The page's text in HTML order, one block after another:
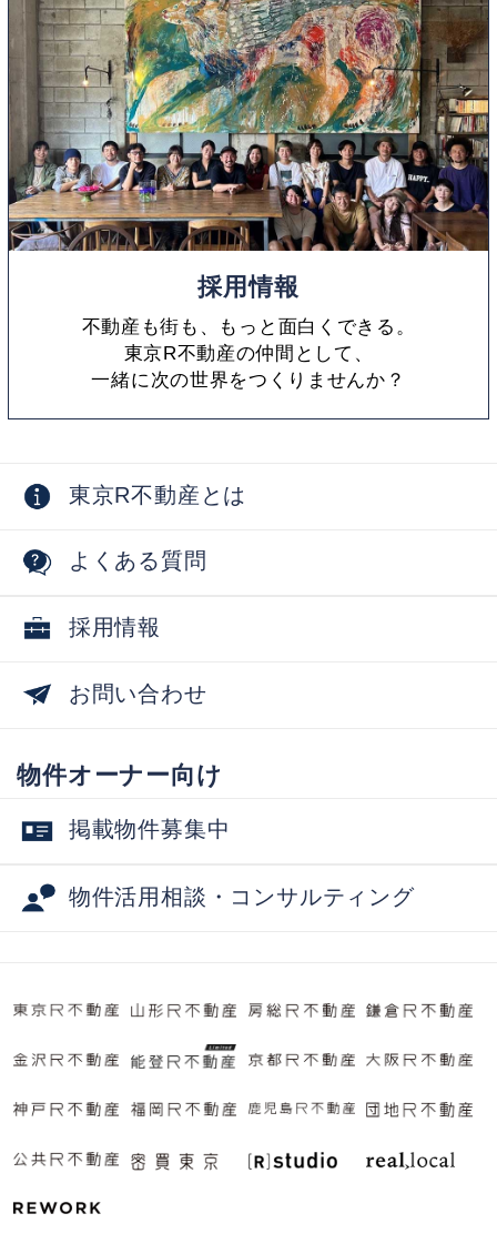
採用情報
不動産も街も、もっと面白くできる。
東京R不動産の仲間として、
一緒に次の世界をつくりませんか？
東京R不動産とは
よくある質問
採用情報
お問い合わせ
物件オーナー向け
掲載物件募集中
物件活用相談・コンサルティング